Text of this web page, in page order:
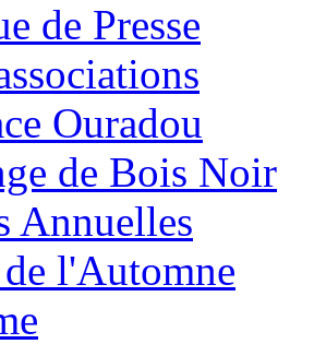
de Presse
Ouradou
de Bois Noir
Annuelles
de l'Automne